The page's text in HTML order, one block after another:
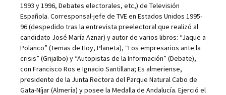
1993 y 1996, Debates electorales, etc,) de Televisión
Española. Corresponsal-jefe de TVE en Estados Unidos 1995-
96 (despedido tras la entrevista preelectoral que realizó al
candidato José María Aznar) y autor de varios libros: “Jaque a
Polanco” (Temas de Hoy, Planeta), “Los empresarios ante la
crisis” (Grijalbo) y “Autopistas de la Información” (Debate),
con Francisco Ros e Ignacio Santillana; Es almeriense,
presidente de la Junta Rectora del Parque Natural Cabo de
Gata-Níjar (Almería) y posee la Medalla de Andalucía. Ejerció el